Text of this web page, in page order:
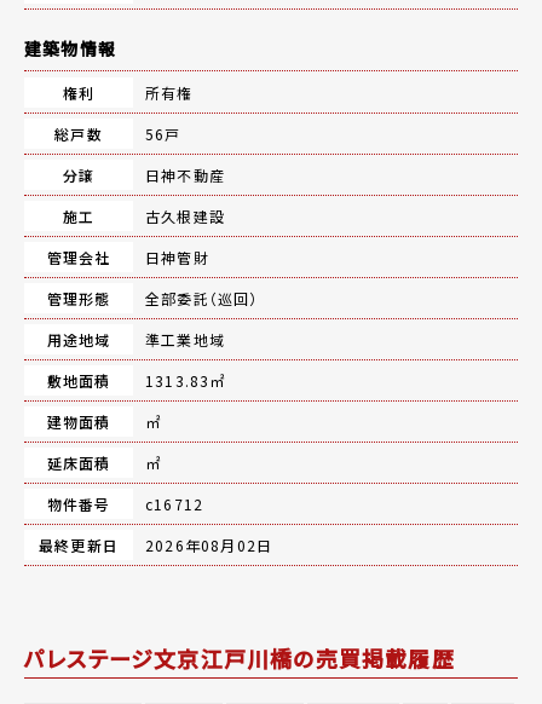
建築物情報
権利
所有権
総戸数
56戸
分譲
日神不動産
施工
古久根建設
管理会社
日神管財
管理形態
全部委託（巡回）
用途地域
準工業地域
敷地面積
1313.83㎡
建物面積
㎡
延床面積
㎡
物件番号
c16712
最終更新日
2026年08月02日
パレステージ文京江戸川橋の売買掲載履歴